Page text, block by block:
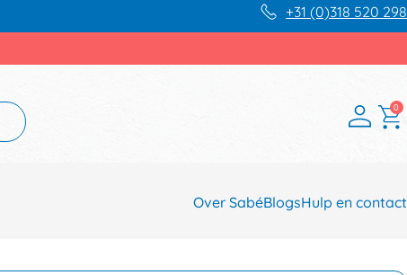
+31 (0)318 520 298
0
Over SabéBlogsHulp en contact